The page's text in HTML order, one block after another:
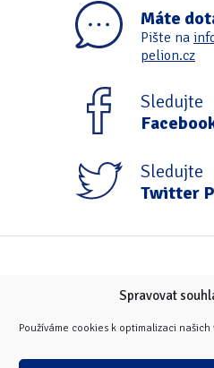
Spravovat
Používáme cookies k optimalizaci
Máte
Pište na
pelion.cz
Sledujte
Sledujte
Twitter